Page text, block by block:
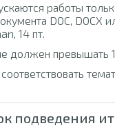
работы
DOC, DOCX
14 пт.
должен превышать
подведения